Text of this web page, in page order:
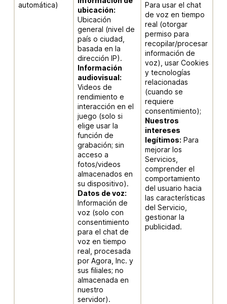
automática)
ubicación:
Ubicación
general (nivel de
país o ciudad,
basada en la
dirección IP).
Información
audiovisual:
Videos de
rendimiento e
interacción en el
juego (solo si
elige usar la
función de
grabación; sin
acceso a
fotos/videos
almacenados en
su dispositivo).
Datos de voz:
Información de
voz (solo con
consentimiento
para el chat de
voz en tiempo
real, procesada
por Agora, Inc. y
sus filiales; no
almacenada en
nuestro
servidor).
Para usar el chat
de voz en tiempo
real (otorgar
permiso para
recopilar/procesar
información de
voz), usar Cookies
y tecnologías
relacionadas
(cuando se
requiere
consentimiento);
Nuestros
intereses
legítimos: Para
mejorar los
Servicios,
comprender el
comportamiento
del usuario hacia
las características
del Servicio,
gestionar la
publicidad.